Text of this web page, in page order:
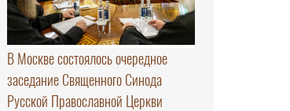
В Москве состоялось очередное
заседание Священного Синода
Русской Православной Церкви